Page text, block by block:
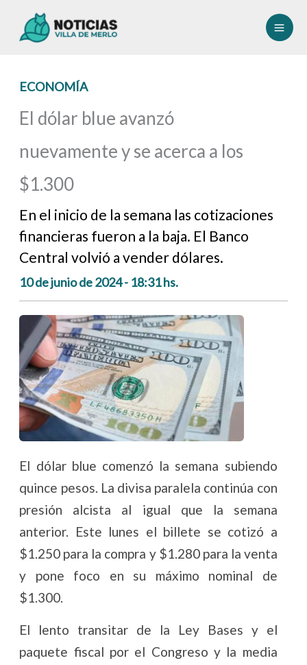
ECONOMÍA
El dólar blue avanzó
nuevamente y se acerca a los
$1.300
En el inicio de la semana las cotizaciones
financieras fueron a la baja. El Banco
Central volvió a vender dólares.
10 de junio de 2024 - 18:31 hs.
El dólar blue comenzó la semana subiendo
quince pesos. La divisa paralela continúa con
presión alcista al igual que la semana
anterior. Este lunes el billete se cotizó a
$1.250 para la compra y $1.280 para la venta
y pone foco en su máximo nominal de
$1.300.
El lento transitar de la Ley Bases y el
paquete fiscal por el Congreso y la media